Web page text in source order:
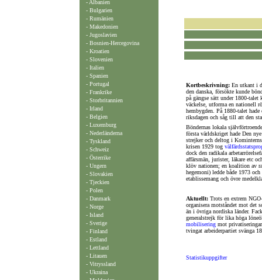
- Albanien
- Bulgarien
- Rumänien
- Makedonien
- Jugoslavien
- Bosnien-Hercegovina
- Kroatien
- Slovenien
- Italien
- Spanien
- Portugal
- Frankrike
- Storbritannien
- Irland
- Belgien
- Luxemburg
- Nederländerna
- Tyskland
- Schweiz
- Österrike
- Ungern
- Slovakien
- Tjeckien
- Polen
- Danmark
- Norge
- Island
- Sverige
- Finland
- Estland
- Lettland
- Litauen
- Vitryssland
- Ukraina
Kortbeskrivning: En utkant i
den danska, försökte kunde
på gängse sätt under 1800-
väckelse, utforma en nationell
hembygden. På 1880-talet
riksdagen och såg till att den
Böndernas lokala
första världskriget hade Den
strejker och deltog i
krisen 1929 tog
dock den radikala
affärsmän, jurister, läkare etc
klöv nationen; en koalition av
hegemoni) ledde både 1973
etablissemang och övre
Aktuellt: Trots en extrem
organisera motståndet mot det
än i övriga nordiska länder.
generalstrejk för lika höga
mobilisering mot
tvingat arbeiderpartiet svänga
Statistikuppgifter